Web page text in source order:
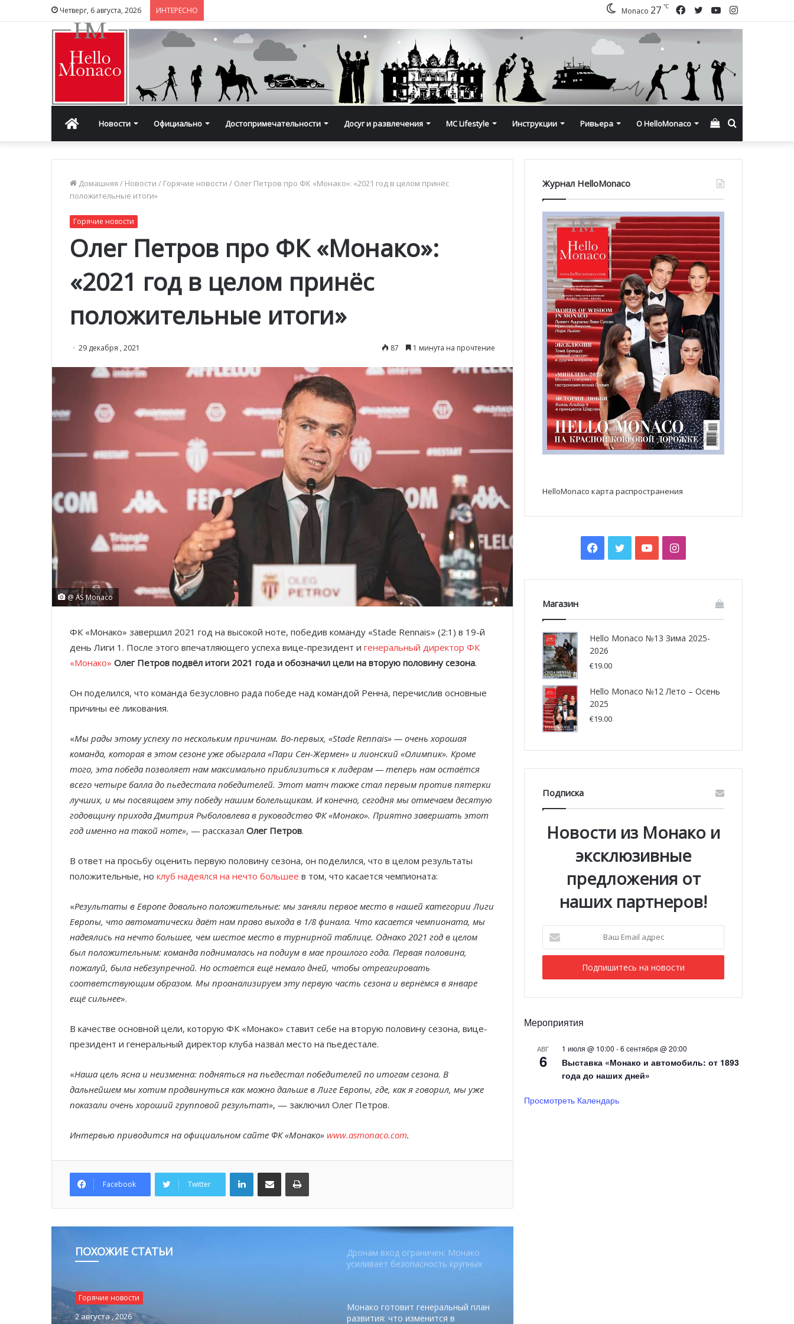
Четверг, 6 августа, 2026 ИНТЕРЕСНО Instagram
YouTube
Twitter
Facebook
Monaco 27 ℃
ГлавнаяНовости Официально Достопримечательности Досуг и развлечения MC Lifestyle Инструкции Ривьера О HelloMonaco Смотреть
корзину
Домашняя / Новости / Горячие новости / Олег Петров про ФК «Монако»: «2021 год в целом принёс
положительные итоги»
Горячие новости
Олег Петров про ФК «Монако»:
«2021 год в целом принёс
положительные итоги»
29 декабря , 2021 87 1 минута на прочтение
@ AS Monaco
ФК «Монако» завершил 2021 год на высокой ноте, победив команду «Stade Rennais» (2:1) в 19-й
день Лиги 1. После этого впечатляющего успеха вице-президент и генеральный директор ФК
«Монако» Олег Петров подвёл итоги 2021 года и обозначил цели на вторую половину сезона.
Он поделился, что команда безусловно рада победе над командой Ренна, перечислив основные
причины её ликования.
«Мы рады этому успеху по нескольким причинам. Во-первых, «Stade Rennais» — очень хорошая
команда, которая в этом сезоне уже обыграла «Пари Сен-Жермен» и лионский «Олимпик». Кроме
того, эта победа позволяет нам максимально приблизиться к лидерам — теперь нам остаётся
всего четыре балла до пьедестала победителей. Этот матч также стал первым против пятерки
лучших, и мы посвящаем эту победу нашим болельщикам. И конечно, сегодня мы отмечаем десятую
годовщину прихода Дмитрия Рыболовлева в руководство ФК «Монако». Приятно завершать этот
год именно на такой ноте», — рассказал Олег Петров.
В ответ на просьбу оценить первую половину сезона, он поделился, что в целом результаты
положительные, но клуб надеялся на нечто большее в том, что касается чемпионата:
«Результаты в Европе довольно положительные: мы заняли первое место в нашей категории Лиги
Европы, что автоматически даёт нам право выхода в 1/8 финала. Что касается чемпионата, мы
надеялись на нечто большее, чем шестое место в турнирной таблице. Однако 2021 год в целом
был положительным: команда поднималась на подиум в мае прошлого года. Первая половина,
пожалуй, была небезупречной. Но остаётся ещё немало дней, чтобы отреагировать
соответствующим образом. Мы проанализируем эту первую часть сезона и вернёмся в январе
ещё сильнее».
В качестве основной цели, которую ФК «Монако» ставит себе на вторую половину сезона, вице-
президент и генеральный директор клуба назвал место на пьедестале.
«Наша цель ясна и неизменна: подняться на пьедестал победителей по итогам сезона. В
дальнейшем мы хотим продвинуться как можно дальше в Лиге Европы, где, как я говорил, мы уже
показали очень хороший групповой результат», — заключил Олег Петров.
Интервью приводится на официальном сайте ФК «Монако» www.asmonaco.com.
Facebook Twitter
LinkedInПоделиться по электронной почте Распечатать
ПОХОЖИЕ СТАТЬИ
Горячие новости
2 августа , 2026
Князь Альбер II и Принцесса
Шарль Леклер вновь в борьбе:
Ferrari набирает скорость перед
SBM и Be Safe Monaco продлили
партнёрство ради безопасных
летних ночей
FESTIVAL готовит вечер мирового
Дронам вход ограничен: Монако
усиливает безопасность крупных
Монако готовит генеральный план
развития: что изменится в
Журнал HelloMonaco
HelloMonaco карта распространения
Facebook
TwitterYouTubeInstagram
Магазин
Hello Monaco №13 Зима 2025-
2026
€19.00
Hello Monaco №12 Лето – Осень
2025
€19.00
Подписка
Новости из Монако и
эксклюзивные
предложения от
наших партнеров!
Email
адрес
Мероприятия
АВГ
6
1 июля @ 10:00 -6 сентября @ 20:00
Выставка «Монако и автомобиль: от 1893
года до наших дней»
Просмотреть Календарь